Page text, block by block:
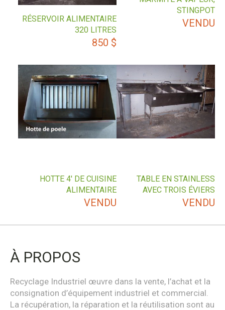
STINGPOT
VENDU
RÉSERVOIR ALIMENTAIRE
320 LITRES
850 $
TABLE EN STAINLESS
AVEC TROIS ÉVIERS
VENDU
HOTTE 4′ DE CUISINE
ALIMENTAIRE
VENDU
À PROPOS
Recyclage Industriel œuvre dans la vente, l’achat et la
consignation d’équipement industriel et commercial.
La récupération, la réparation et la réutilisation sont au